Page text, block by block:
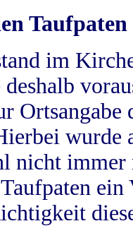
Taufpaten
im
wurde
nicht